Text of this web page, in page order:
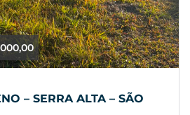
– SERRA ALTA – SÃO